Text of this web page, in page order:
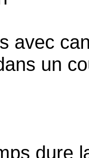
avec
un
dure